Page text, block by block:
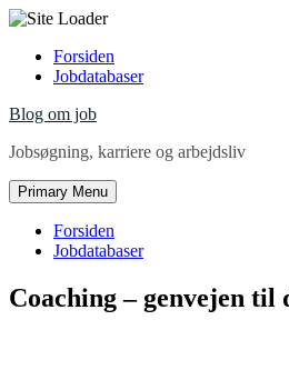
Skip
Forsiden
Jobdatabaser
Blog om job
Jobsøgning, karriere og arbejdsliv
Primary Menu
Forsiden
Jobdatabaser
Coaching – genvejen